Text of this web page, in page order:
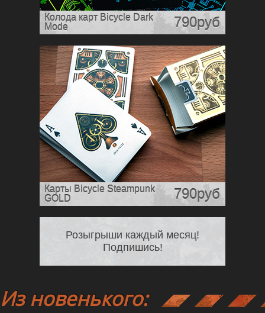
Колода карт Bicycle Dark
Mode
790руб
Карты Bicycle Steampunk
GOLD
790руб
Розыгрыши каждый месяц!
Подпишись!
Из новенького: